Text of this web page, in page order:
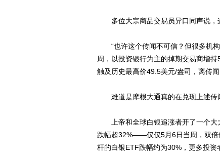
多位大宗商品交易员异口同声说，
“也许这个传闻不可信？但很多机构
周，以投资银行为主的掉期交易商增
触及历史最高价49.5美元/盎司，离传
难道是摩根大通真的在兑现上述传
上帝和全球白银追涨者开了一个大
跌幅超32%——仅仅5月6日当周，双倍
杆的白银ETF跌幅约为30%，更多投资